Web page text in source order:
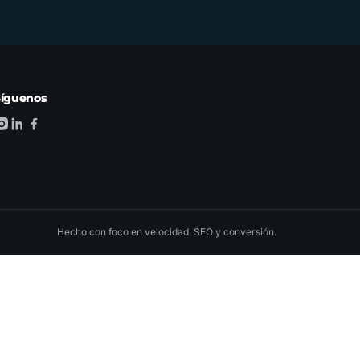
Hecho con foco en velocidad, SEO y conversión.